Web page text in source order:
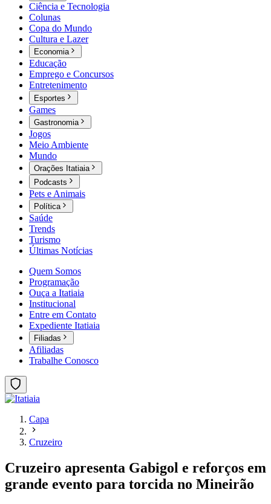
Ciência e Tecnologia
Colunas
Copa do Mundo
Cultura e Lazer
Economia
Educação
Emprego e Concursos
Entretenimento
Esportes
Games
Gastronomia
Jogos
Meio Ambiente
Mundo
Orações Itatiaia
Podcasts
Pets e Animais
Política
Saúde
Trends
Turismo
Últimas Notícias
Quem Somos
Programação
Ouça a Itatiaia
Institucional
Entre em Contato
Expediente Itatiaia
Filiadas
Afiliadas
Trabalhe Conosco
Capa
Cruzeiro
Cruzeiro apresenta Gabigol e reforços em
grande evento para torcida no Mineirão